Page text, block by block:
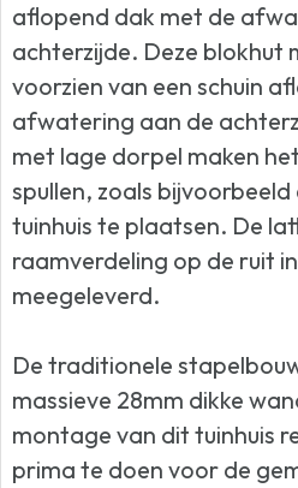
aflopend dak met de
achterzijde. Deze blokhut
voorzien van een schuin
afwatering aan de
met lage dorpel maken
spullen, zoals
tuinhuis te plaatsen. De
raamverdeling op de ruit
meegeleverd.
De traditionele
massieve 28mm dikke
montage van dit tuinhuis
prima te doen voor de